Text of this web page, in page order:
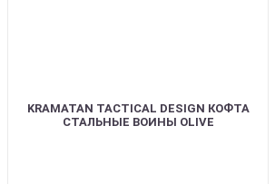
KRAMATAN TACTICAL DESIGN КОФТА
СТАЛЬНЫЕ ВОИНЫ OLIVE